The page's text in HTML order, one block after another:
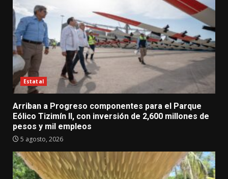
Estatal
Arriban a Progreso componentes para el Parque
Eólico Tizimín II, con inversión de 2,600 millones de
pesos y mil empleos
5 agosto, 2026